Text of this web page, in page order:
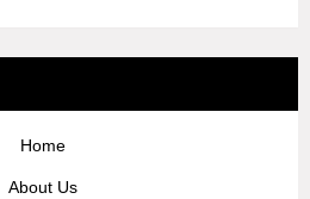
Home
About Us